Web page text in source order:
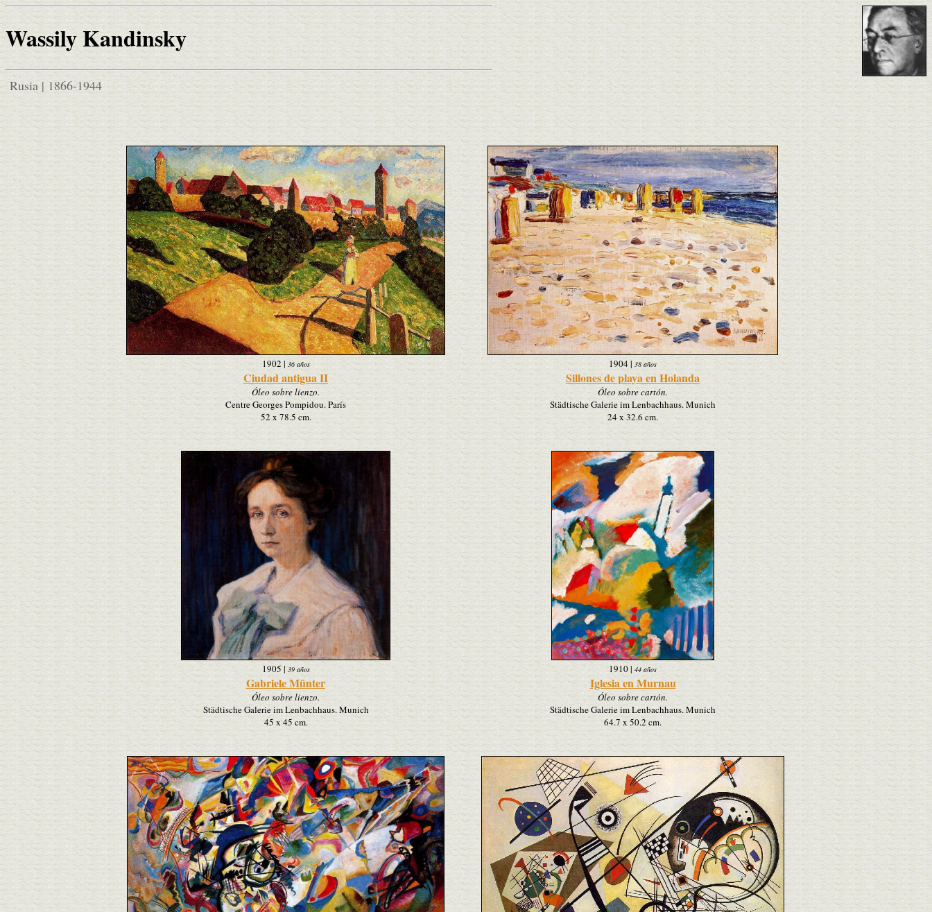
Wassily Kandinsky
Rusia | 1866-1944
1902 | 36 años
Ciudad antigua II
Óleo sobre lienzo.
Centre Georges Pompidou. París
52 x 78.5 cm.
1904| 38 años
Sillones de playa en Holanda
Óleo sobre cartón.
Städtische Galerie im Lenbachhaus. Munich
24 x 32.6 cm.
1905 | 39 años
Gabriele Münter
Óleo sobre lienzo.
Städtische Galerie im Lenbachhaus. Munich
45 x 45 cm.
1910| 44 años
Iglesia en Murnau
Óleo sobre cartón.
Städtische Galerie im Lenbachhaus. Munich
64.7 x 50.2 cm.